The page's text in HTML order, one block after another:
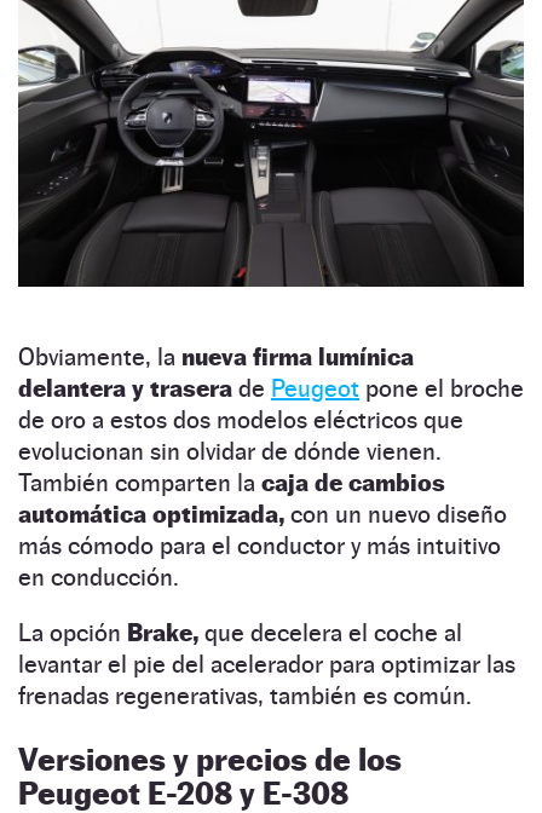
Obviamente, la nueva firma lumínica
delantera y trasera de Peugeot pone el broche
de oro a estos dos modelos eléctricos que
evolucionan sin olvidar de dónde vienen.
También comparten la caja de cambios
automática optimizada, con un nuevo diseño
más cómodo para el conductor y más intuitivo
en conducción.
La opción Brake, que decelera el coche al
levantar el pie del acelerador para optimizar las
frenadas regenerativas, también es común.
Versiones y precios de los
Peugeot E-208 y E-308